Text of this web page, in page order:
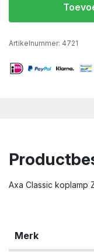
Artikelnummer: 4721
Axa Classic koplamp
Merk